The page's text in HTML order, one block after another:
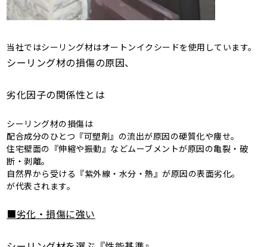
当社ではシーリング材はオートンイクシードを使用しています。
シーリング材の損傷の原因、
劣化因子の関係性とは
シーリング材の損傷は
配合成分のひとつ『可塑剤』の流出が原因の硬質化や痩せ。
住宅壁面の『伸縮や振動』などムーブメントが原因の亀裂・破
断・剥離。
自然界から受ける『紫外線・水分・熱』が原因の表面劣化。
が代表されます。
■劣化・損傷に強い